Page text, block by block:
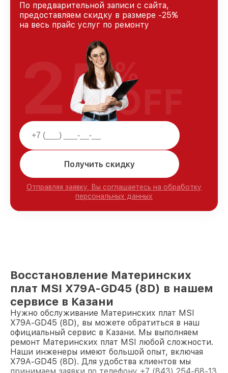
По предварительной записи с сайта,
предоставляем скидку в размере -25%
на весь прайс услуг по ремонту
Получить скидку
Отправляя заявку, Вы соглашаетесь на обработку
персональных данных
25%
OFF
Восстановление Материнских
плат MSI X79A-GD45 (8D) в нашем
сервисе в Казани
Нужно обслуживание Материнских плат MSI
X79A-GD45 (8D), вы можете обратиться в наш
официальный сервис в Казани. Мы выполняем
ремонт Материнских плат MSI любой сложности.
Наши инженеры имеют большой опыт, включая
X79A-GD45 (8D). Для удобства клиентов мы